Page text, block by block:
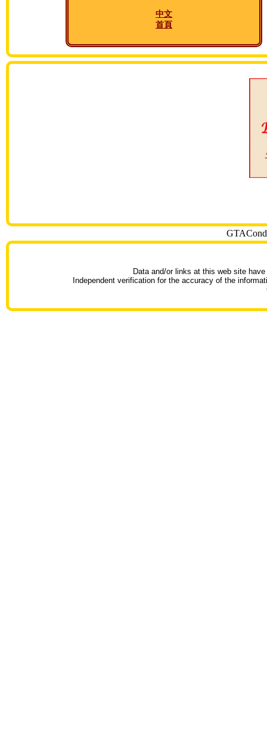
中文
首頁
Data and/or links at this web site
Independent verification for the accuracy of the